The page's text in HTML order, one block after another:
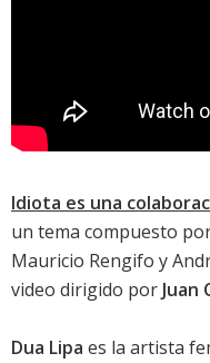
Idiota es una
un tema compuesto
Mauricio Rengifo y
video dirigido por Juan
Dua Lipa es la artista